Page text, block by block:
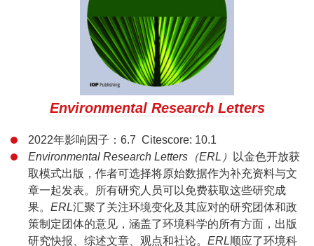
Environmental Research Letters
2022年影响因子：6.7 Citescore: 10.1
Environmental Research Letters（ERL）
以金色开放获
取模式出版，作者可选择将原始数据作为补充资料与文
章一起发表。所有研究人员可以免费获取这些研究成
果。 ERL汇聚了关注环境变化及其应对的研究团体和政
策制定团体的意见，涵盖了环境科学的所有方面，出版
研究快报、综述文章、观点和社论。 ERL顺应了环境科